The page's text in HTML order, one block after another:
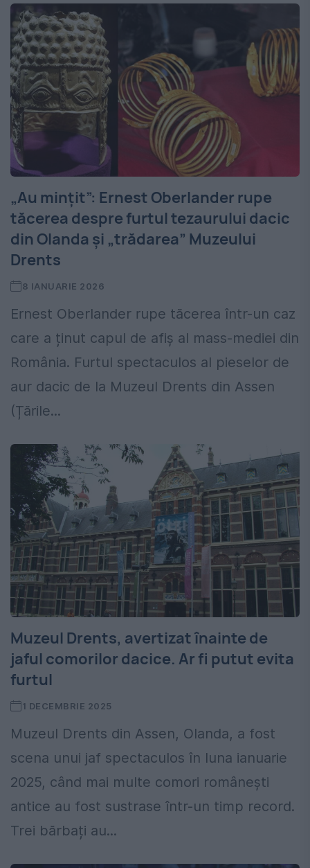
„Au mințit”: Ernest Oberlander rupe
tăcerea despre furtul tezaurului dacic
din Olanda și „trădarea” Muzeului
Drents
8 IANUARIE 2026
Ernest Oberlander rupe tăcerea într-un caz
care a ținut capul de afiș al mass-mediei din
România. Furtul spectaculos al pieselor de
aur dacic de la Muzeul Drents din Assen
(Țările...
Muzeul Drents, avertizat înainte de
jaful comorilor dacice. Ar fi putut evita
furtul
1 DECEMBRIE 2025
Muzeul Drents din Assen, Olanda, a fost
scena unui jaf spectaculos în luna ianuarie
2025, când mai multe comori românești
antice au fost sustrase într-un timp record.
Trei bărbați au...